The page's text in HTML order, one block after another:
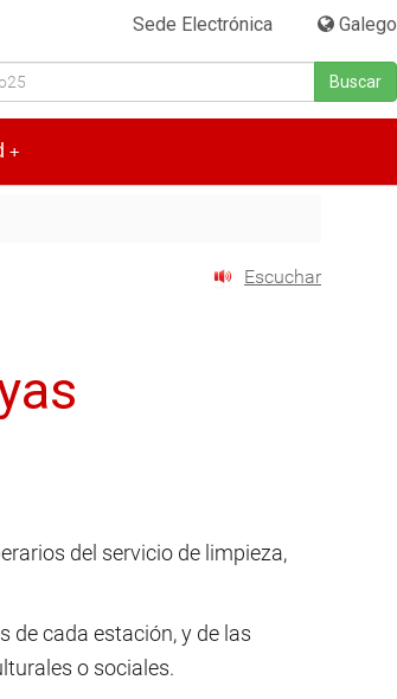
Sede Electrónica Galego
Buscar
+
Escuchar
del servicio de limpieza,
de cada estación, y de las
o sociales.